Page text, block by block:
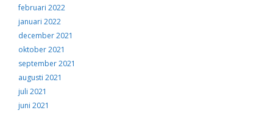
februari 2022
januari 2022
december 2021
oktober 2021
september 2021
augusti 2021
juli 2021
juni 2021